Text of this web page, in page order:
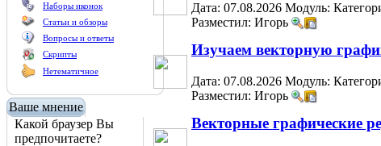
Наборы иконок
Статьи и обзоры
Вопросы и ответы
Скрипты
Нетематичное
Ваше мнение
Какой браузер Вы
предпочитаете?
Дата: 07.08.2026 Модуль:
Разместил: Игорь
Изучаем векторную
Дата: 07.08.2026 Модуль:
Разместил: Игорь
Векторные графические